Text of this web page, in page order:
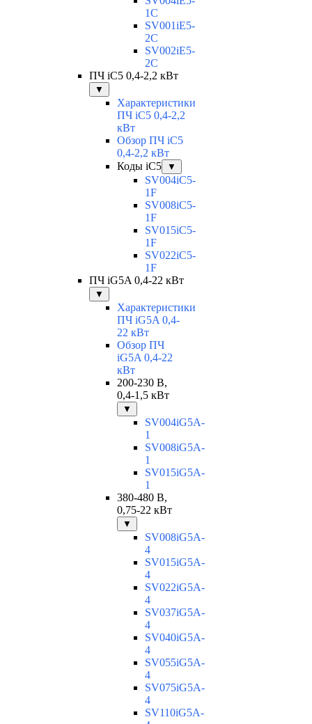
1C
SV001iE5-
2C
SV002iE5-
2C
ПЧ iC5 0,4-2,2 кВт
▼
Характеристики
ПЧ iC5 0,4-2,2
кВт
Обзор ПЧ iC5
0,4-2,2 кВт
Коды iC5
▼
SV004iC5-
1F
SV008iC5-
1F
SV015iC5-
1F
SV022iC5-
1F
ПЧ iG5A 0,4-22 кВт
▼
Характеристики
ПЧ iG5A 0,4-
22 кВт
Обзор ПЧ
iG5A 0,4-22
кВт
200-230 В,
0,4-1,5 кВт
▼
SV004iG5A-
1
SV008iG5A-
1
SV015iG5A-
1
380-480 В,
0,75-22 кВт
▼
SV008iG5A-
4
SV015iG5A-
4
SV022iG5A-
4
SV037iG5A-
4
SV040iG5A-
4
SV055iG5A-
4
SV075iG5A-
4
SV110iG5A-